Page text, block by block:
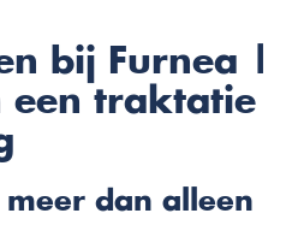
bij Furnea |
een traktatie
meer dan alleen